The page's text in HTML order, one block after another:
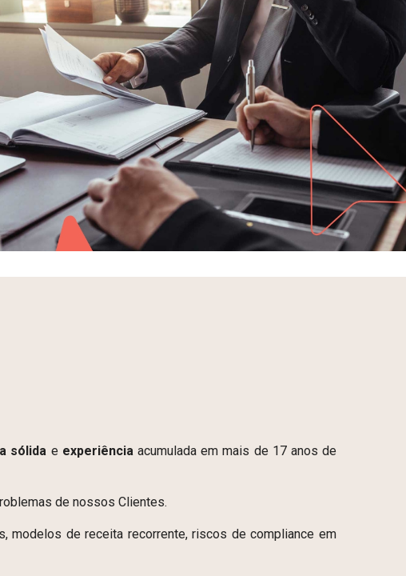
sólida e experiência acumulada em mais de 17 anos de
de nossos Clientes.
modelos de receita recorrente, riscos de compliance em